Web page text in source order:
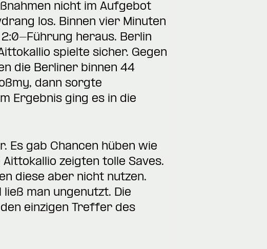
nicht im Aufgebot
los. Binnen vier Minuten
Führung heraus. Berlin
spielte sicher. Gegen
die Berliner binnen 44
dann sorgte
Ergebnis ging es in die
Es gab Chancen hüben wie
zeigten tolle Saves.
diese aber nicht nutzen.
man ungenutzt. Die
einzigen Treffer des